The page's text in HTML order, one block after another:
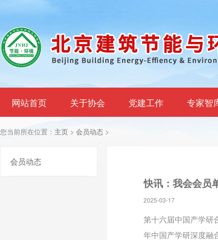
网站首页 关于协会 党建工作 专家智
您当前所在位置： 主页 > 会员动态 >
会员动态
2025-03-17
第十六届中国产学研
年中国产学研深度融